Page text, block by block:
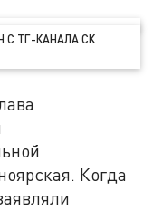
С ТГ-КАНАЛА СК
Когда